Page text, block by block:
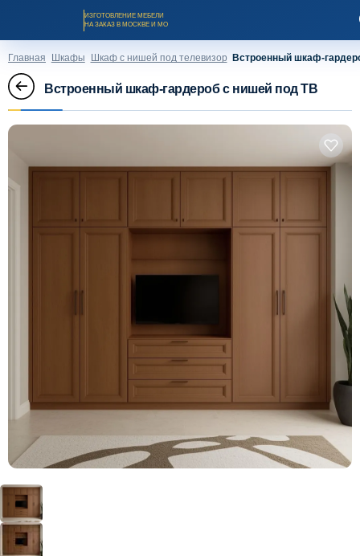
ИЗГОТОВЛЕНИЕ МЕБЕЛИ
НА ЗАКАЗ В МОСКВЕ И МО
Акции и скидки
Портфолио
Видеоотзывы
Главная Шкафы Шкаф с нишей под телевизор Встроенный шкаф-
Встроенный шкаф-гардероб с нишей под ТВ